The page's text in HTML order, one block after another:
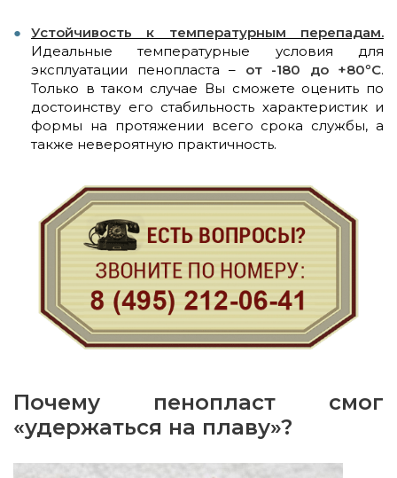
Устойчивость к температурным перепадам.
Идеальные температурные условия для
эксплуатации пенопласта – от -180 до +80ºC.
Только в таком случае Вы сможете оценить по
достоинству его стабильность характеристик и
формы на протяжении всего срока службы, а
также невероятную практичность.
Почему пенопласт смог
«удержаться на плаву»?